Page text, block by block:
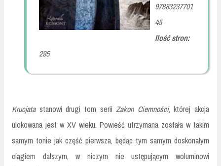
97883237701
45
Ilość stron:
295
Krucjatastanowi drugi tom seriiZakon Ciemności, której akcja
ulokowana jest w XV wieku. Powieść utrzymana została w takim
samym tonie jak część pierwsza, będąc tym samym doskonałym
ciągiem dalszym, w niczym nie ustępującym woluminowi